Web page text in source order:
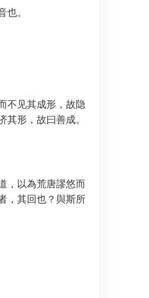
。
不见其成形，故隐
形，故曰善成。
，以為荒唐謬悠而
，其回也？與斯所